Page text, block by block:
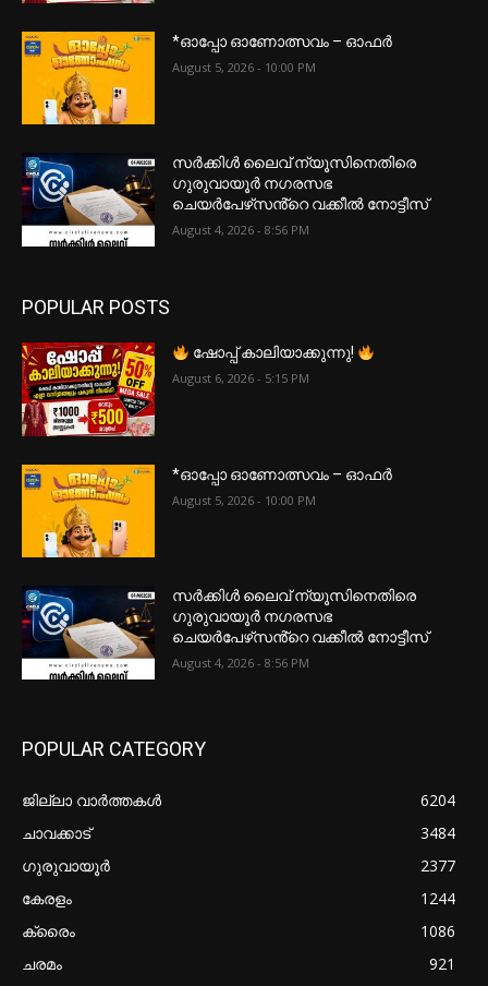
*ഓപ്പോ ഓണോത്സവം – ഓഫർ
August 5, 2026 - 10:00 PM
സർക്കിൾ ലൈവ് ന്യൂസിനെതിരെ
ഗുരുവായൂർ നഗരസഭ
ചെയർപേഴ്‌സൻ്റെ വക്കീൽ നോട്ടീസ്
August 4, 2026 - 8:56 PM
POPULAR POSTS
ഷോപ്പ് കാലിയാക്കുന്നു!
August 6, 2026 - 5:15 PM
*ഓപ്പോ ഓണോത്സവം – ഓഫർ
August 5, 2026 - 10:00 PM
സർക്കിൾ ലൈവ് ന്യൂസിനെതിരെ
ഗുരുവായൂർ നഗരസഭ
ചെയർപേഴ്‌സൻ്റെ വക്കീൽ നോട്ടീസ്
August 4, 2026 - 8:56 PM
POPULAR CATEGORY
ജില്ലാ വാർത്തകൾ
6204
ചാവക്കാട്
3484
ഗുരുവായൂർ
2377
കേരളം
1244
ക്രൈം
1086
ചരമം
921